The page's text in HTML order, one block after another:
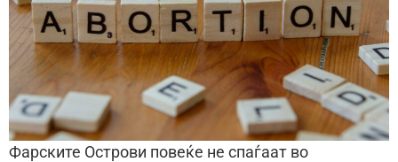
Фарските Острови повеќе не спаѓаат во